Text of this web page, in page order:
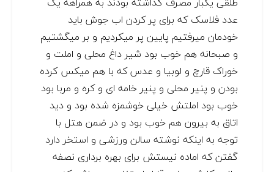
عدد فلاسک که برای پر کردن اب جوش باید
خودمان میرفتیم پایین پر میکردیم و بر میگشتیم
و صبحانه هم خوب بود شیر داغ محلی و املت و
خوراک قارچ و لوبیا و عدس که با هم میکس کرده
بودن و پنیر محلی و پنیر خامه ای و کره و مربا بود
خوب بود املتش خیلی خوشمزه شده بود و دید
اتاق به بیرون هم خوب بود و در ضمن هتل با
توجه به اینکه نوشته سالن ورزشی و استخر دارد
گفتن که اماده نیستش برای بهره برداری نصفه